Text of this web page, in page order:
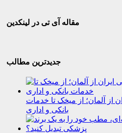
مقاله آی تی در لینکدین
جدیدترین مطالب
از آلمان؛ از میخک تا خدمات
بانکی و اداری